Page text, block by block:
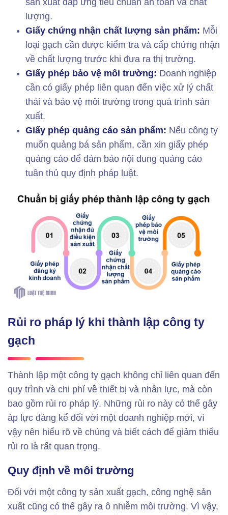
sản xuất đáp ứng tiêu chuẩn an toàn và chất
lượng.
Giấy chứng nhận chất lượng sản phẩm: Mỗi
loại gạch cần được kiểm tra và cấp chứng nhận
về chất lượng trước khi đưa ra thị trường.
Giấy phép bảo vệ môi trường: Doanh nghiệp
cần có giấy phép liên quan đến việc xử lý chất
thải và bảo vệ môi trường trong quá trình sản
xuất.
Giấy phép quảng cáo sản phẩm: Nếu công ty
muốn quảng bá sản phẩm, cần xin giấy phép
quảng cáo để đảm bảo nội dung quảng cáo
tuân thủ quy định pháp luật.
Rủi ro pháp lý khi thành lập công ty
gạch
Thành lập một công ty gạch không chỉ liên quan đến
quy trình và chi phí về thiết bị và nhân lực, mà còn
bao gồm rủi ro pháp lý. Những rủi ro này có thể gây
áp lực đáng kể đối với một doanh nghiệp mới, vì
vậy nên hiểu rõ về chúng và biết cách để giảm thiểu
rủi ro là rất quan trọng.
Quy định về môi trường
Đối với một công ty sản xuất gạch, công nghệ sản
xuất cũng có thể gây ra ô nhiễm môi trường. Vì vậy,